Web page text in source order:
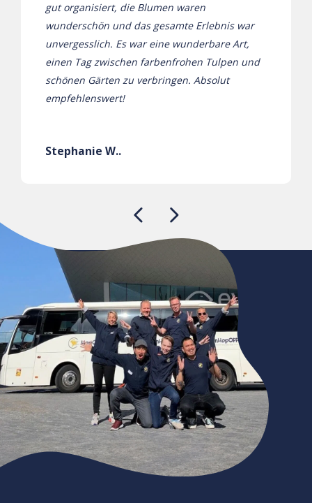
gut organisiert, die Blumen waren
wunderschön und das gesamte Erlebnis war
unvergesslich. Es war eine wunderbare Art,
einen Tag zwischen farbenfrohen Tulpen und
schönen Gärten zu verbringen. Absolut
empfehlenswert!
Stephanie W..